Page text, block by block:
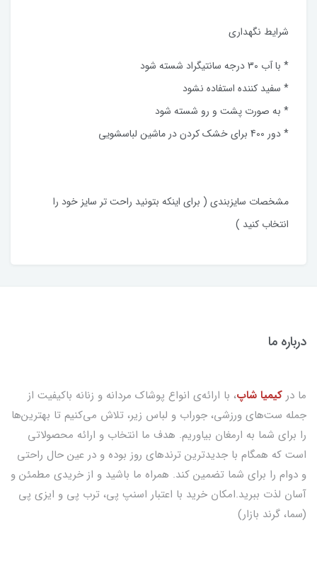
شرایط نگهداری
* با آب 30 درجه سانتیگراد شسته شود
* سفید کننده استفاده نشود
* به صورت پشت و رو شسته شود
* دور 400 برای خشک کردن در ماشین لباسشویی
مشخصات سایزبندی ( برای اینکه بتونید راحت تر سایز خود را
انتخاب کنید )
درباره ما
ما در کیمیا شاپ، با ارائه‌ی انواع پوشاک مردانه و زنانه باکیفیت از
جمله ست‌های ورزشی، جوراب و لباس زیر، تلاش می‌کنیم تا بهترین‌ها
را برای شما به ارمغان بیاوریم. هدف ما انتخاب و ارائه محصولاتی
است که همگام با جدیدترین ترندهای روز بوده و در عین حال راحتی
و دوام را برای شما تضمین کند. همراه ما باشید و از خریدی مطمئن و
آسان لذت ببرید.امکان خرید با اعتبار اسنپ پی، ترب پی و ایزی پی
(سما، گرند بازار)